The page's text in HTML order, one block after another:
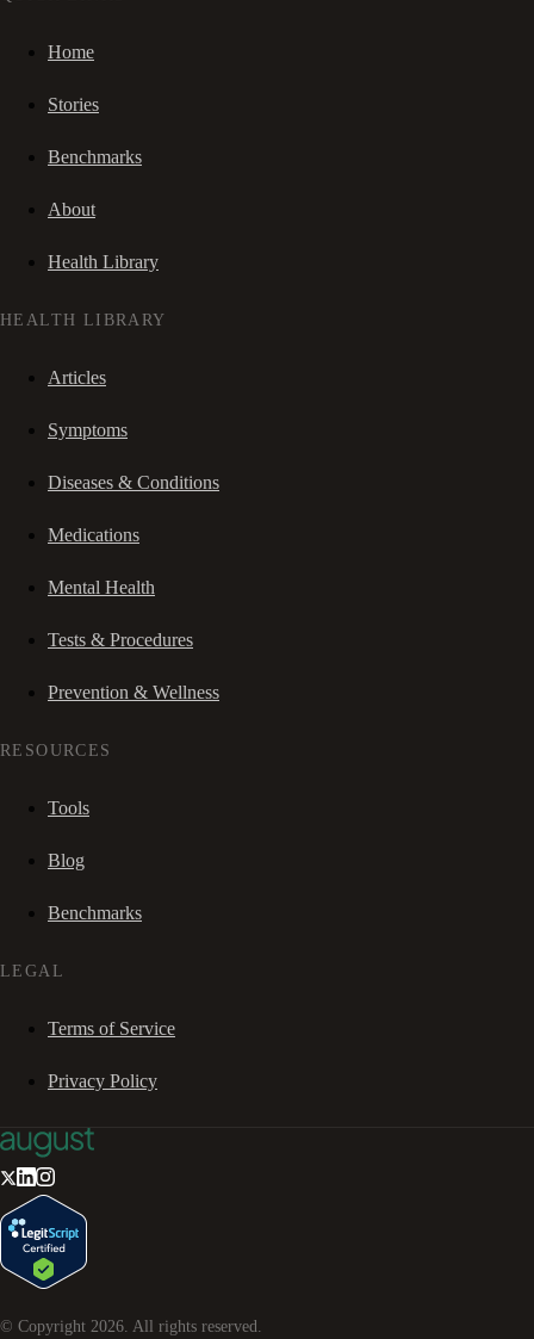
Home
Stories
Benchmarks
About
Health Library
HEALTH LIBRARY
Articles
Symptoms
Diseases & Conditions
Medications
Mental Health
Tests & Procedures
Prevention & Wellness
RESOURCES
Tools
Blog
Benchmarks
LEGAL
Terms of Service
Privacy Policy
© Copyright 2026. All rights reserved.